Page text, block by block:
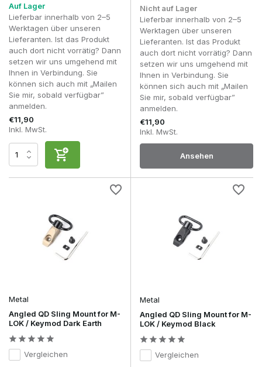
Auf Lager
Lieferbar innerhalb von 2–5
Werktagen über unseren
Lieferanten. Ist das Produkt
auch dort nicht vorrätig? Dann
setzen wir uns umgehend mit
Ihnen in Verbindung. Sie
können sich auch mit „Mailen
Sie mir, sobald verfügbar”
anmelden.
€11,90
Inkl. MwSt.
Nicht auf Lager
Lieferbar innerhalb von 2–5
Werktagen über unseren
Lieferanten. Ist das Produkt
auch dort nicht vorrätig? Dann
setzen wir uns umgehend mit
Ihnen in Verbindung. Sie
können sich auch mit „Mailen
Sie mir, sobald verfügbar”
anmelden.
€11,90
Inkl. MwSt.
Ansehen
Metal
Angled QD Sling Mount for M-
LOK / Keymod Dark Earth
Vergleichen
Metal
Angled QD Sling Mount for M-
LOK / Keymod Black
Vergleichen